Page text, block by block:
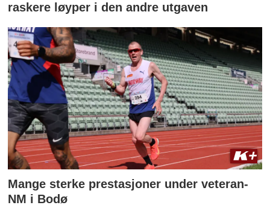
raskere løyper i den andre utgaven
Mange sterke prestasjoner under veteran-
NM i Bodø